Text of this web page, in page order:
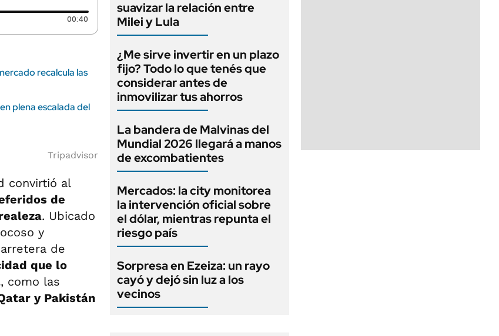
00:40 Duración: 40 segundos
recalcula las
plena escalada del
Tripadvisor
convirtió al
de
. Ubicado
y
de
que lo
, como las
y Pakistán
suavizar la relación entre
Milei y Lula
¿Me sirve invertir en un plazo
fijo? Todo lo que tenés que
considerar antes de
inmovilizar tus ahorros
La bandera de Malvinas del
Mundial 2026 llegará a manos
de excombatientes
Mercados: la city monitorea
la intervención oficial sobre
el dólar, mientras repunta el
riesgo país
Sorpresa en Ezeiza: un rayo
cayó y dejó sin luz a los
vecinos